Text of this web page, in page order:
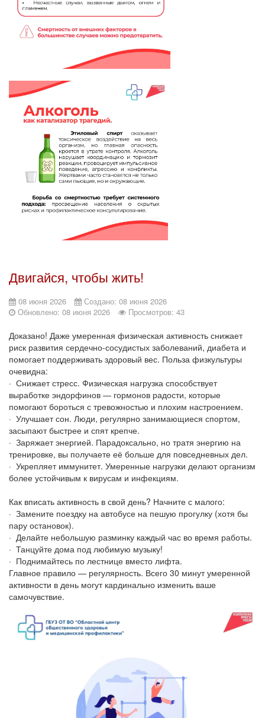
Двигайся, чтобы жить!
08 июня 2026
Создано: 08 июня 2026
Обновлено: 08 июня 2026
Просмотров: 43
Доказано! Даже умеренная физическая активность снижает
риск развития сердечно-сосудистых заболеваний, диабета и
помогает поддерживать здоровый вес. Польза физкультуры
очевидна:
· Снижает стресс. Физическая нагрузка способствует
выработке эндорфинов — гормонов радости, которые
помогают бороться с тревожностью и плохим настроением.
· Улучшает сон. Люди, регулярно занимающиеся спортом,
засыпают быстрее и спят крепче.
· Заряжает энергией. Парадоксально, но тратя энергию на
тренировке, вы получаете её больше для повседневных дел.
· Укрепляет иммунитет. Умеренные нагрузки делают организм
более устойчивым к вирусам и инфекциям.
Как вписать активность в свой день? Начните с малого:
· Замените поездку на автобусе на пешую прогулку (хотя бы
пару остановок).
· Делайте небольшую разминку каждый час во время работы.
· Танцуйте дома под любимую музыку!
· Поднимайтесь по лестнице вместо лифта.
Главное правило — регулярность. Всего 30 минут умеренной
активности в день могут кардинально изменить ваше
самочувствие.